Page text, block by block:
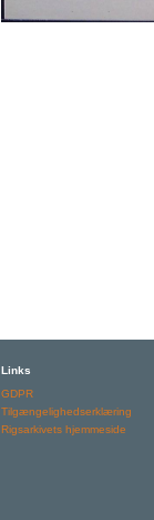
Links
GDPR
Tilgængelighedserklæring
Rigsarkivets hjemmeside